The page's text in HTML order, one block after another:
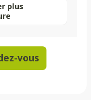
plus
vous